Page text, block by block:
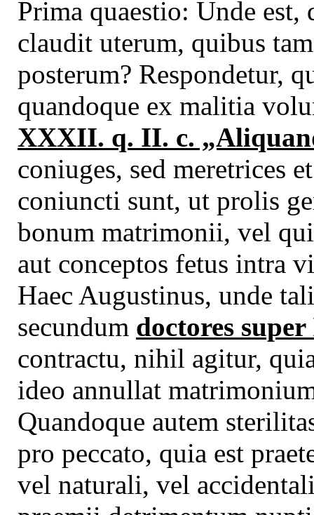
Prima quaestio: Unde
claudit uterum, quibus
posterum? Respondetur,
quandoque ex malitia
XXXII. q. II. c.
coniuges, sed meretrices
coniuncti sunt, ut prolis
bonum matrimonii, vel
aut conceptos fetus intra
Haec Augustinus, unde
secundum doctores super
contractu, nihil agitur,
ideo annullat
Quandoque autem
pro peccato, quia est
vel naturali, vel